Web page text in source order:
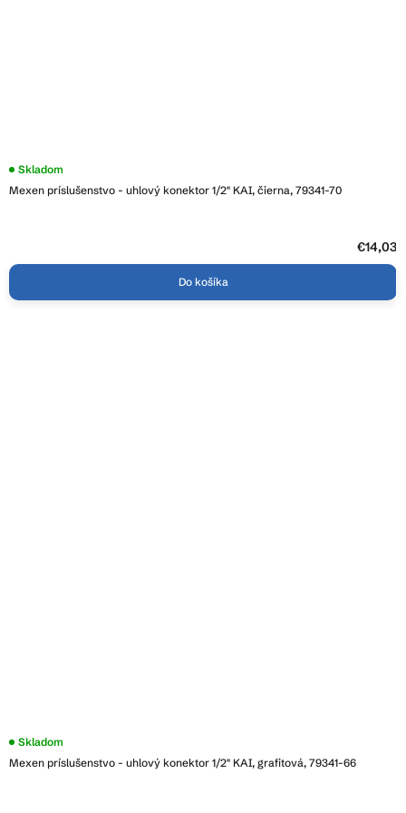
Mexen príslušenstvo - uhlový konektor 1/2" KAI, čierna, 79341-70
Skladom
€14,03
Do košíka
Mexen príslušenstvo - uhlový konektor 1/2" KAI, grafitová, 79341-66
Skladom